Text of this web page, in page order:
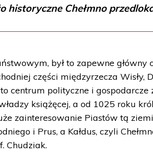
historyczne Chełmno
był to zapewne główny
części międzyrzecza Wisły,
centrum polityczne i gospodarcze
książęcej, a od 1025 roku
zainteresowanie Piastów tą
i Prus, a Kałdus, czyli
Chudziak.